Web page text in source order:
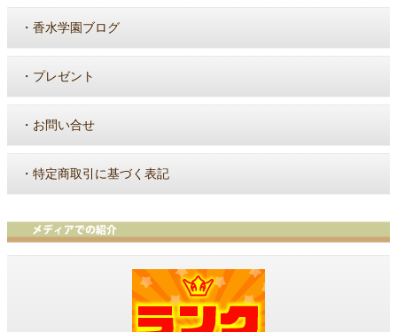
・ 香水学園ブログ
・ プレゼント
・ お問い合せ
・ 特定商取引に基づく表記